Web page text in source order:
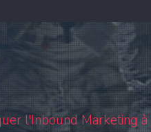
l'Inbound Marketing à